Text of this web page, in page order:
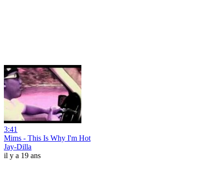
3:41
Mims - This Is Why I'm Hot
Jay-Dilla
il y a 19 ans